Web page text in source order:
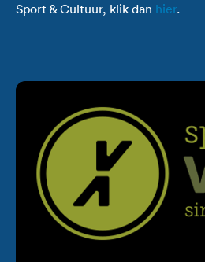
Sport & Cultuur, klik dan hier.